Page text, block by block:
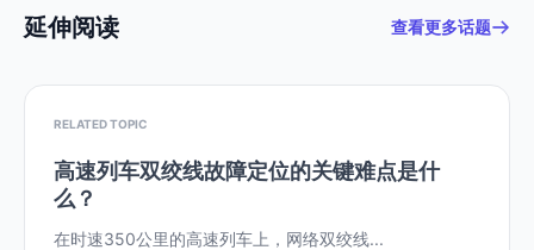
延伸阅读 查看更多话题
RELATED TOPIC
高速列车双绞线故障定位的关键难点是什
么？
在时速350公里的高速列车上，网络双绞线...